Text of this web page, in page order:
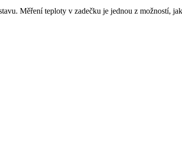
Měření teploty v zadečku je jednou z možností,